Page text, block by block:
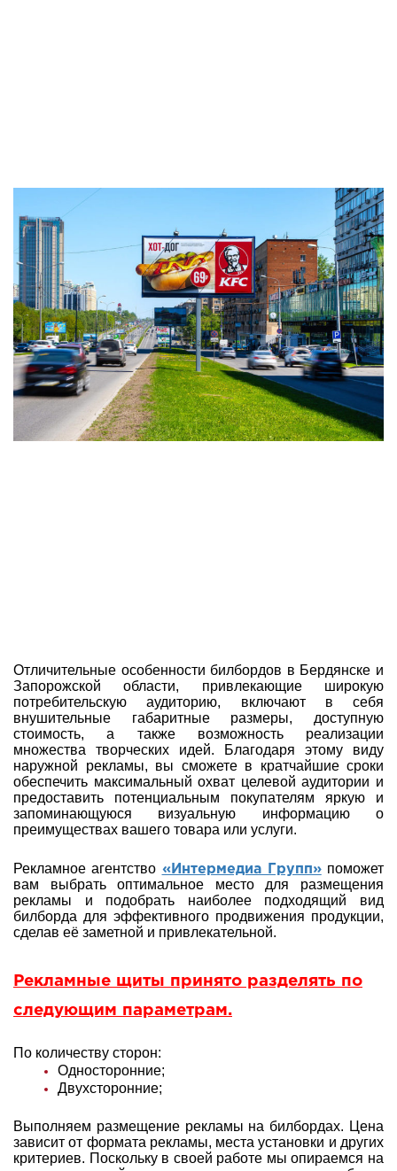
Отличительные особенности билбордов в Бердянске и
Запорожской области, привлекающие широкую
потребительскую аудиторию, включают в себя
внушительные габаритные размеры, доступную
стоимость, а также возможность реализации
множества творческих идей. Благодаря этому виду
наружной рекламы, вы сможете в кратчайшие сроки
обеспечить максимальный охват целевой аудитории и
предоставить потенциальным покупателям яркую и
запоминающуюся визуальную информацию о
преимуществах вашего товара или услуги.
Рекламное агентство «Интермедиа Групп»поможет
вам выбрать оптимальное место для размещения
рекламы и подобрать наиболее подходящий вид
билборда для эффективного продвижения продукции,
сделав её заметной и привлекательной.
Рекламные щиты принято разделять по
следующим параметрам.
По количеству сторон:
Односторонние;
Двухсторонние;
Выполняем размещение рекламы на билбордах. Цена
зависит от формата рекламы, места установки и других
критериев. Поскольку в своей работе мы опираемся на